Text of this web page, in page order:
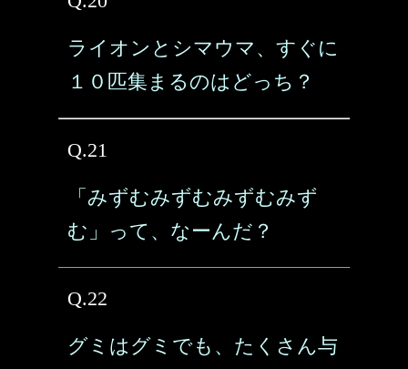
ライオンとシマウマ、すぐに
１０匹集まるのはどっち？
Q.21
「みずむみずむみずむみず
む」って、なーんだ？
Q.22
グミはグミでも、たくさん与